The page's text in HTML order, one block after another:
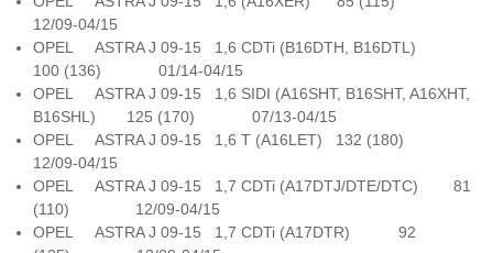
12/09-04/15
OPEL ASTRA J 09-15 1,6 CDTi (B16DTH, B16DTL)
100 (136) 01/14-04/15
OPEL ASTRA J 09-15 1,6 SIDI (A16SHT, B16SHT, A16XHT,
B16SHL) 125 (170) 07/13-04/15
OPEL ASTRA J 09-15 1,6 T (A16LET) 132 (180)
12/09-04/15
OPEL ASTRA J 09-15 1,7 CDTi (A17DTJ/DTE/DTC) 81
(110) 12/09-04/15
OPEL ASTRA J 09-15 1,7 CDTi (A17DTR) 92